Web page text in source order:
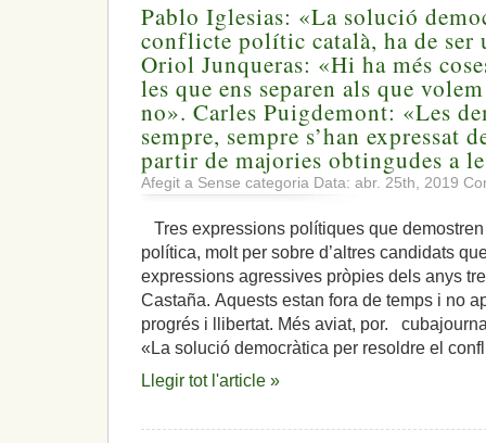
Pablo Iglesias: «La solució
conflicte polític català, ha de ser
Oriol Junqueras: «Hi ha més
les que ens separen als que
no». Carles Puigdemont: «Les
sempre, sempre s’han expressat
partir de majories obtingudes a
Afegit a Sense categoria Data: abr. 25th, 2019
Tres expressions polítiques que
política, molt per sobre d’altres candidats
expressions agressives pròpies dels anys
Castaña. Aquests estan fora de temps i no
progrés i llibertat. Més aviat, por.
«La solució democràtica per resoldre el
Llegir tot l'article »